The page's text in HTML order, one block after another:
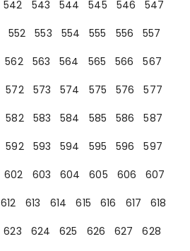
542 543 544 545 546
547
552 553 554 555 556
557
562 563 564 565 566
567
572 573 574 575 576
577
582 583 584 585 586
587
592 593 594 595 596
597
602 603 604 605 606
607
612 613 614 615 616 617
618
623 624 625 626 627
628